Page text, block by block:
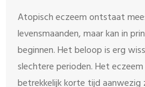
Atopisch eczeem ontstaat
levensmaanden, maar kan in
beginnen. Het beloop is erg
slechtere perioden. Het
betrekkelijk korte tijd aanwezig